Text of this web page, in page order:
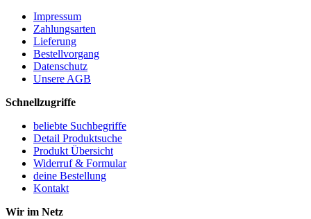
Impressum
Zahlungsarten
Lieferung
Bestellvorgang
Datenschutz
Unsere AGB
Schnellzugriffe
beliebte Suchbegriffe
Detail Produktsuche
Produkt Übersicht
Widerruf & Formular
deine Bestellung
Kontakt
Wir im Netz